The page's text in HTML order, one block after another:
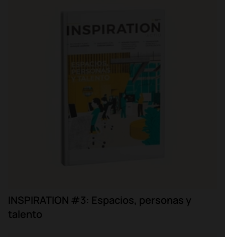
INSPIRATION #3: Espacios, personas y
talento